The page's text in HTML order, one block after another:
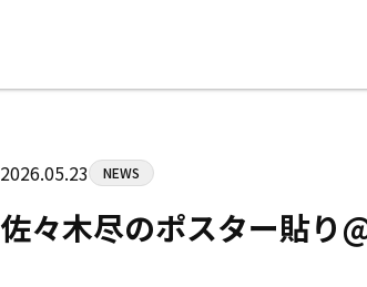
Tel/Fax：042-622-7222
2026.05.23 NEWS
佐々木尽のポスター貼り